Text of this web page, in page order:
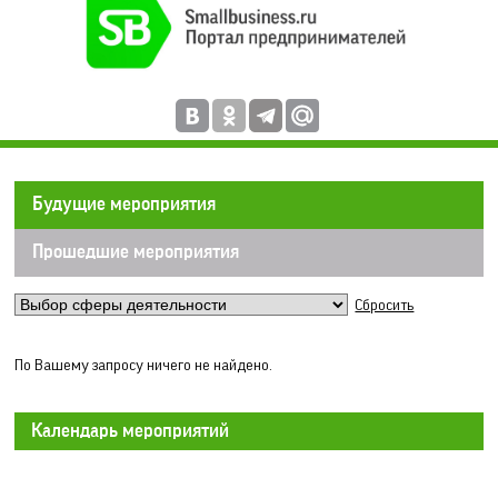
Будущие мероприятия
Прошедшие мероприятия
Сбросить
По Вашему запросу ничего не найдено.
Календарь мероприятий